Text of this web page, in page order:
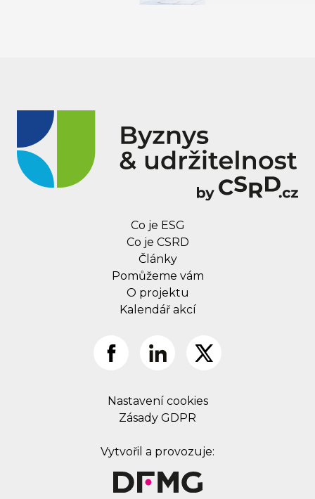
Co je ESG
Co je CSRD
Články
Pomůžeme vám
O projektu
Kalendář akcí
Nastavení cookies
Zásady GDPR
Vytvořil a provozuje: